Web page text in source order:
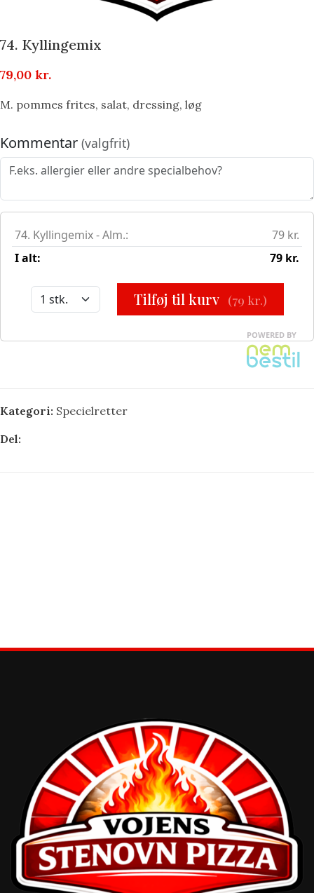
74. Kyllingemix
79,00 kr.
M. pommes frites, salat, dressing, løg
Kategori: Specielretter
Del: